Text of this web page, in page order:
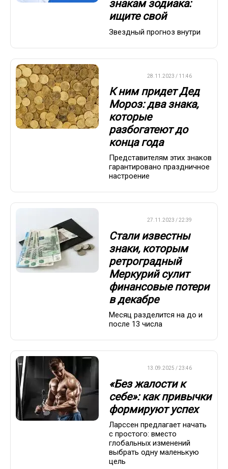
знакам зодиака:
ищите свой
Звездный прогноз внутри
28.11.2023 / 11:46
К ним придет Дед
Мороз: два знака,
которые
разбогатеют до
конца года
Представителям этих знаков
гарантировано праздничное
настроение
27.11.2023 / 22:39
Стали известны
знаки, которым
ретроградный
Меркурий сулит
финансовые потери
в декабре
Месяц разделится на до и
после 13 числа
13.09.2025 / 23:46
«Без жалости к
себе»: как привычки
формируют успех
Ларссен предлагает начать
с простого: вместо
глобальных изменений
выбрать одну маленькую
цель